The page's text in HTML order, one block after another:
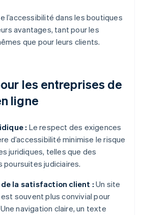
l’accessibilité dans les boutiques
avantages, tant pour les
que pour leurs clients.
les entreprises de
ligne
: Le respect des exigences
d’accessibilité minimise le risque
juridiques, telles que des
poursuites judiciaires.
la satisfaction client : Un site
souvent plus convivial pour
navigation claire, un texte